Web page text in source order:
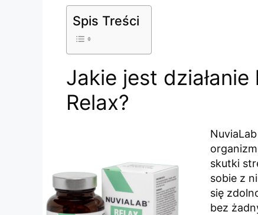
Spis Treści
Jakie jest działanie
Relax?
skutki
sobie z
się
bez